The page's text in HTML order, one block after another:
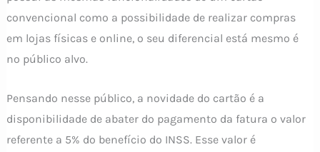
convencional como a possibilidade de realizar compras
em lojas físicas e online, o seu diferencial está mesmo é
no público alvo.
Pensando nesse público, a novidade do cartão é a
disponibilidade de abater do pagamento da fatura o valor
referente a 5% do benefício do INSS. Esse valor é